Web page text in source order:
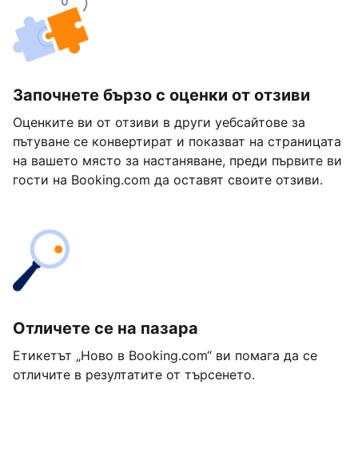
Започнете бързо с оценки от отзиви
Оценките ви от отзиви в други уебсайтове за
пътуване се конвертират и показват на страницата
на вашето място за настаняване, преди първите ви
гости на Booking.com да оставят своите отзиви.
Отличете се на пазара
Етикетът „Ново в Booking.com“ ви помага да се
отличите в резултатите от търсенето.